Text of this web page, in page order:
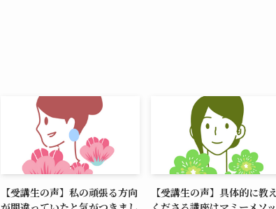
【受講生の声】私の頑張る方向
【受講生の声】具体的に教